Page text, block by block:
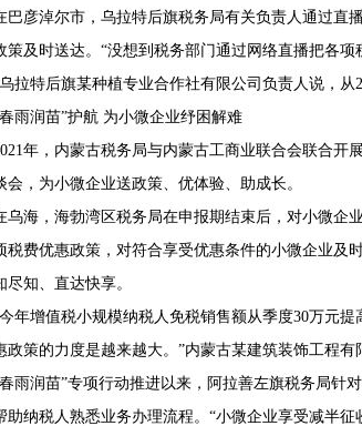
巴彦淖尔市，乌拉特后旗税务局有关负责人通过直
策及时送达。“没想到税务部门通过网络直播把各
拉特后旗某种植专业合作社有限公司负责人说，从
雨润苗”护航 为小微企业纾困解难
年，内蒙古税务局与内蒙古工商业联合会联合开
会，为小微企业送政策、优体验、助成长。
乌海，海勃湾区税务局在申报期结束后，对小微企
税费优惠政策，对符合享受优惠条件的小微企业及
尽知、直达快享。
年增值税小规模纳税人免税销售额从季度30万元
政策的力度是越来越大。”内蒙古某建筑装饰工程
雨润苗”专项行动推进以来，阿拉善左旗税务局针
助纳税人熟悉业务办理流程。“小微企业享受减半